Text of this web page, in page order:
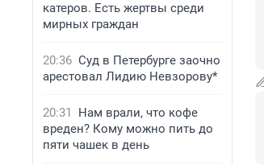
катеров. Есть жертвы среди
мирных граждан
20:36 Суд в Петербурге заочно
арестовал Лидию Невзорову*
20:31
Нам врали, что кофе
вреден? Кому можно пить до
пяти чашек в день